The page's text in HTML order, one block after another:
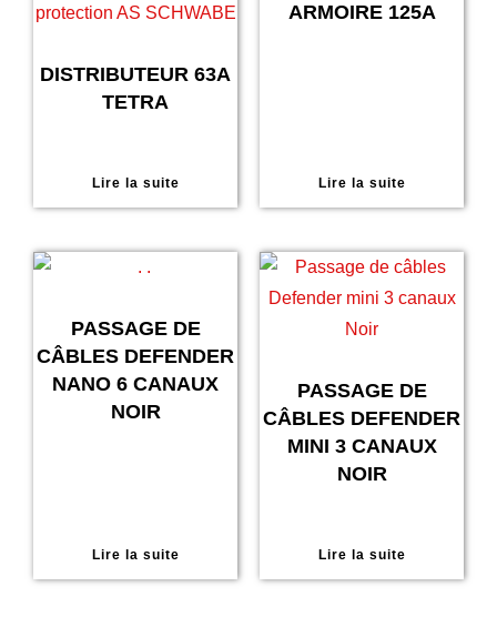
DISTRIBUTEUR 63A
TETRA
Lire la suite
ARMOIRE 125A
Lire la suite
PASSAGE DE
CÂBLES DEFENDER
NANO 6 CANAUX
NOIR
Lire la suite
PASSAGE DE
CÂBLES DEFENDER
MINI 3 CANAUX
NOIR
Lire la suite